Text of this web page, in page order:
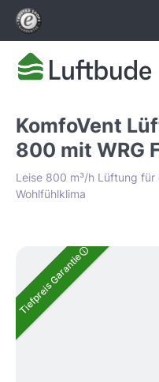
springen
KomfoVent
800 mit WRG
Leise 800 m³/h Lüftung
Wohlfühlklima
Bildergalerie
Tiefpreis Garantie